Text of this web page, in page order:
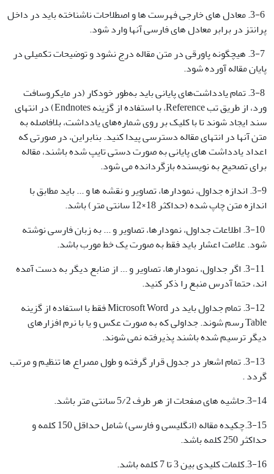
3-6. معادل های خارجی فهرست ها و اصطلاحات ناشناخته باید در داخل
پرانتز در برابر معادل های فارسی آنها وارد شود.
3-7. هیچگونه پاورقی در متن مقاله درج نشود و توضیحات تکمیلی در
پایان مقاله آورده شود.
3-8. تمام یادداشت‌های پایانی باید به‌طور خودکار (در مایکروسافت
ورد، از طریق تب Reference، با استفاده از گزینه Endnotes) در انتهای
سند ایجاد شوند تا با کلیک بر روی شماره‌های یادداشت، بلافاصله به
متن آنها در انتهای مقاله دسترسی پیدا کنید. بنابراین، در صورتی که
اعداد یادداشت های پایانی به صورت دستی تایپ شده باشند، مقاله
برای تصحیح به نویسنده بازگردانده می شود.
3-9. اندازه جداول، نمودارها، تصاویر و نقشه ها و ... باید مطابق با
اندازه متن چاپ شده (حداکثر 18×12 سانتی متر) باشد.
3-10. اطلاعات جداول، نمودارها، تصاویر و ... به زبان فارسی نوشته
شود. علامت اعشار باید فقط به صورت یک خط مورب باشد.
3-11. اگر جداول، نمودارها، تصاویر و ... از منابع دیگر به دست آمده
اند، حتما آدرس منبع را ذکر کنید.
3-12. تمام جداول باید در Microsoft Word فقط با استفاده از گزینه
Table رسم شوند. جداولی که به صورت عکس و یا با نرم افزارهای
دیگر ترسیم شده باشند پذیرفته نمی شوند.
3-13. تمام اشعار در جدول قرار گرفته و طول مصراع ها تنظیم و مرتب
گردد .
3-14.حاشیه های صفحات از هر طرف 5/2 سانتی متر باشد.
3-15.چکیده مقاله (انگلیسی و فارسی) شامل حداقل 150 کلمه و
حداکثر 250 کلمه باشد.
3-16.کلمات کلیدی بین 3 تا 7 کلمه باشد.